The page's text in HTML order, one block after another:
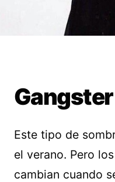
Gangster
Este tipo de
el verano. Pero
cambian cuando